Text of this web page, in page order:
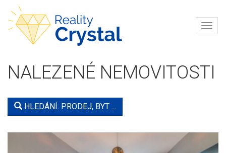
NALEZENÉ NEMOVITOSTI
HLEDÁNÍ: PRODEJ, BYT ...